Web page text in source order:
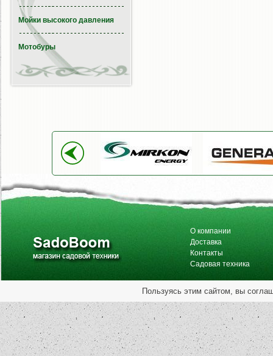
Мойки высокого давления
Мотобуры
О компании
Доставка
Контакты
Садовая техника
Пользуясь этим сайтом, вы